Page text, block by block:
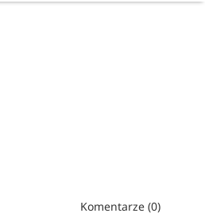
Komentarze (0)